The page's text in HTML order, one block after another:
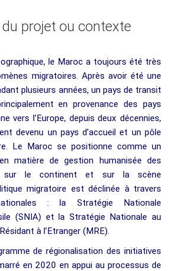
projet ou contexte
le Maroc a toujours été très
migratoires. Après avoir été une
plusieurs années, un pays de transit
en provenance des pays
vers l’Europe, depuis deux décennies,
devenu un pays d’accueil et un pôle
Le Maroc se positionne comme un
matière de gestion humanisée des
sur le continent et sur la scène
migratoire est déclinée à travers
: la Stratégie Nationale
(SNIA) et la Stratégie Nationale au
à l’Etranger (MRE).
de régionalisation des initiatives
en 2020 en appui au processus de